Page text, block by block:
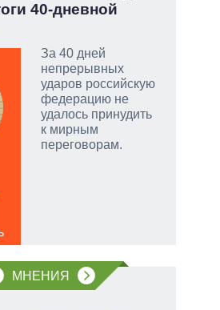
40-дневной
За 40 дней
непрерывных
ударов российскую
федерацию не
удалось принудить
к мирным
переговорам.
МНЕНИЯ